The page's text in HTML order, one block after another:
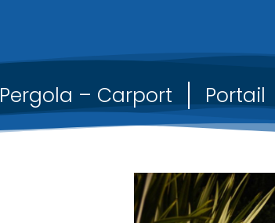
Pergola – Carport Portail